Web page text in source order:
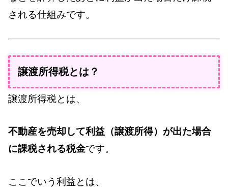
される仕組みです。
譲渡所得税とは？
譲渡所得税とは、
不動産を売却して利益（譲渡所得）が出た場合
に課税される税金です。
ここでいう利益とは、